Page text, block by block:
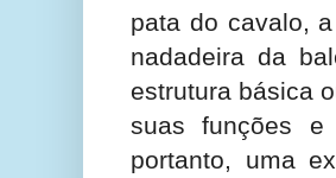
pata do cavalo,
nadadeira da
estrutura básica
suas funções
portanto, uma